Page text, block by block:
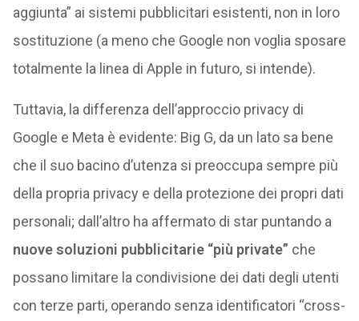
aggiunta” ai sistemi pubblicitari esistenti, non in loro
sostituzione (a meno che Google non voglia sposare
totalmente la linea di Apple in futuro, si intende).
Tuttavia, la differenza dell’approccio privacy di
Google e Meta è evidente: Big G, da un lato sa bene
che il suo bacino d’utenza si preoccupa sempre più
della propria privacy e della protezione dei propri dati
personali; dall’altro ha affermato di star puntando a
nuove soluzioni pubblicitarie “più private” che
possano limitare la condivisione dei dati degli utenti
con terze parti, operando senza identificatori “cross-